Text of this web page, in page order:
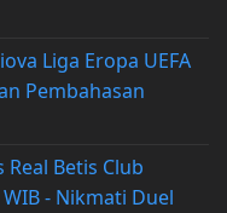
Liga Eropa UEFA
Pembahasan
Betis Club
- Nikmati Duel